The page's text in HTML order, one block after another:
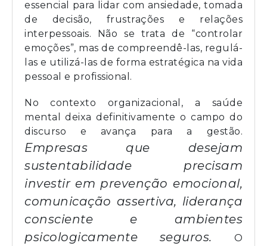
essencial para lidar com ansiedade, tomada
de decisão, frustrações e relações
interpessoais. Não se trata de “controlar
emoções”, mas de compreendê-las, regulá-
las e utilizá-las de forma estratégica na vida
pessoal e profissional.
No contexto organizacional, a saúde
mental deixa definitivamente o campo do
discurso e avança para a gestão.
Empresas que desejam
sustentabilidade precisam
investir em prevenção emocional,
comunicação assertiva, liderança
consciente e ambientes
psicologicamente seguros.
O